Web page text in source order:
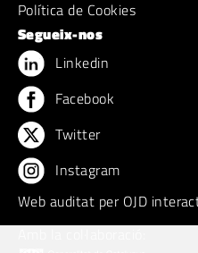
Política de Cookies
Segueix-nos
Linkedin
Facebook
Twitter
Instagram
Web auditat per OJD